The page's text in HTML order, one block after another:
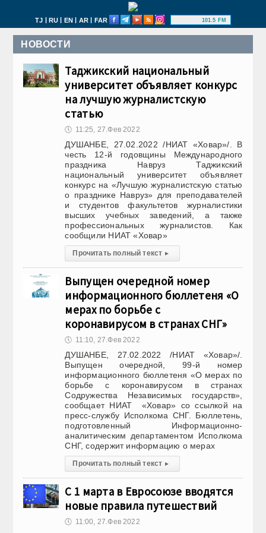
TJ | RU | EN | AR | FAR 101.5 FM
НОВОСТИ
Таджикский национальный
университет объявляет конкурс
на лучшую журналистскую
статью
🕔 11:25, 27.Фев 2022
ДУШАНБЕ, 27.02.2022 /НИАТ «Ховар»/. В
честь 12-й годовщины Международного
праздника Навруз Таджикский
национальный университет объявляет
конкурс на «Лучшую журналистскую статью
о празднике Навруз» для преподавателей
и студентов факультетов журналистики
высших учебных заведений, а также
профессиональных журналистов. Как
сообщили НИАТ «Ховар»
Прочитать полный текст ▸
Выпущен очередной номер
информационного бюллетеня «О
мерах по борьбе с
коронавирусом в странах СНГ»
🕔 11:10, 27.Фев 2022
ДУШАНБЕ, 27.02.2022 /НИАТ «Ховар»/.
Выпущен очередной, 99-й номер
информационного бюллетеня «О мерах по
борьбе с коронавирусом в странах
Содружества Независимых государств»,
сообщает НИАТ «Ховар» со ссылкой на
пресс-службу Исполкома СНГ. Бюллетень,
подготовленный Информационно-
аналитическим департаментом Исполкома
СНГ, содержит информацию о мерах
Прочитать полный текст ▸
С 1 марта в Евросоюзе вводятся
новые правила путешествий
🕔 11:00, 27.Фев 2022